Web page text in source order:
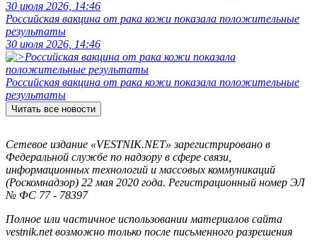
30 июля 2026, 14:46
Российская вакцина от рака кожи показала положительные
результаты
30 июля 2026, 14:46
Российская вакцина от рака кожи показала положительные
результаты
Читать все новости
Сетевое издание «VESTNIK.NET» зарегистрировано в
Федеральной службе по надзору в сфере связи,
информационных технологий и массовых коммуникаций
(Роскомнадзор) 22 мая 2020 года. Регистрационный номер ЭЛ
№ ФС 77 - 78397
Полное или частичное использовании материалов сайта
vestnik.net возможно только после письменного разрешения